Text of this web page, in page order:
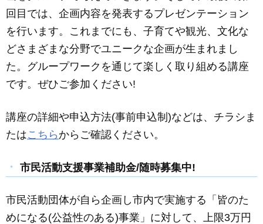
回目では、企画内容を発表するプレゼンテーション
を行います。これまでにも、子育てや観光、文化な
どさまざまな分野でユニークな企画が生まれまし
た。グループワークを通じて楽しく取り組める講座
です。ぜひご参加ください!
講座の詳細や申込方法(事前申込制)などは、チラシま
たはこちらからご確認ください。
市民活動支援事業補助金/随時募集中!
市民活動団体が自ら企画し市内で実施する「皆のた
めになる(公益性のある)事業」に対して、上限3万円